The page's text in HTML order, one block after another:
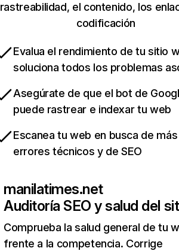
rastreabilidad, el contenido, los
codificación
Evalua el rendimiento de tu sitio
soluciona todos los problemas
Asegúrate de que el bot de
puede rastrear e indexar tu web
Escanea tu web en busca de
errores técnicos y de SEO
manilatimes.net
Auditoría SEO y salud del
Comprueba la salud general de tu
frente a la competencia. Corrige